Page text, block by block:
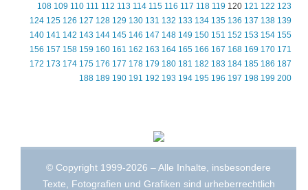
108 109 110 111 112 113 114 115 116 117 118 119 120 121 122 123
124 125 126 127 128 129 130 131 132 133 134 135 136 137 138 139
140 141 142 143 144 145 146 147 148 149 150 151 152 153 154 155
156 157 158 159 160 161 162 163 164 165 166 167 168 169 170 171
172 173 174 175 176 177 178 179 180 181 182 183 184 185 186 187
188 189 190 191 192 193 194 195 196 197 198 199 200
© Copyright 1999-2026 – Alle Inhalte, insbesondere
Texte, Fotografien und Grafiken sind urheberrechtlich